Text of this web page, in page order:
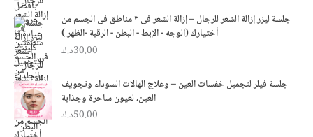
جلسة ليزر إزالة الشعر للرجال – إزالة الشعر فى ٣ مناطق فى الجسم من
أختيارك (الوجه - الإبط - البطن - الرقبة -الظهر )
30.00د.ك
جلسة فيلر لتجميل خفسات العين – وعلاج الهالات السوداء وتجويف
العين، لعيون ساحرة وجذابة
50.00د.ك